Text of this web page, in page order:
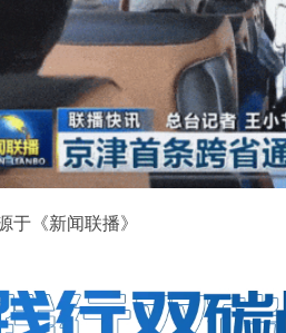
于《新闻联播》